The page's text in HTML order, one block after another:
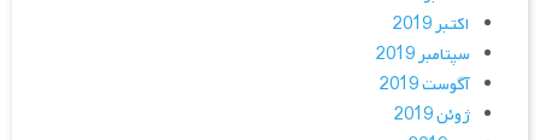
اکتبر 2019
سپتامبر 2019
آگوست 2019
ژوئن 2019